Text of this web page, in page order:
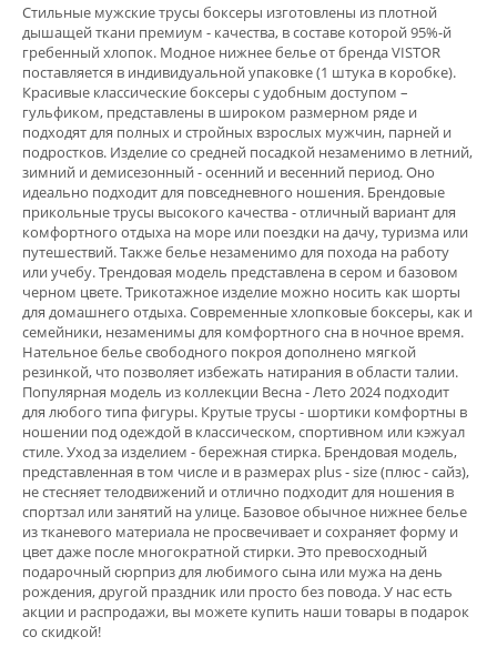
Стильные мужские трусы боксеры изготовлены из плотной
дышащей ткани премиум - качества, в составе которой 95%-й
гребенный хлопок. Модное нижнее белье от бренда VISTOR
поставляется в индивидуальной упаковке (1 штука в коробке).
Красивые классические боксеры с удобным доступом –
гульфиком, представлены в широком размерном ряде и
подходят для полных и стройных взрослых мужчин, парней и
подростков. Изделие со средней посадкой незаменимо в летний,
зимний и демисезонный - осенний и весенний период. Оно
идеально подходит для повседневного ношения. Брендовые
прикольные трусы высокого качества - отличный вариант для
комфортного отдыха на море или поездки на дачу, туризма или
путешествий. Также белье незаменимо для похода на работу
или учебу. Трендовая модель представлена в сером и базовом
черном цвете. Трикотажное изделие можно носить как шорты
для домашнего отдыха. Современные хлопковые боксеры, как и
семейники, незаменимы для комфортного сна в ночное время.
Нательное белье свободного покроя дополнено мягкой
резинкой, что позволяет избежать натирания в области талии.
Популярная модель из коллекции Весна - Лето 2024 подходит
для любого типа фигуры. Крутые трусы - шортики комфортны в
ношении под одеждой в классическом, спортивном или кэжуал
стиле. Уход за изделием - бережная стирка. Брендовая модель,
представленная в том числе и в размерах plus - size (плюс - сайз),
не стесняет телодвижений и отлично подходит для ношения в
спортзал или занятий на улице. Базовое обычное нижнее белье
из тканевого материала не просвечивает и сохраняет форму и
цвет даже после многократной стирки. Это превосходный
подарочный сюрприз для любимого сына или мужа на день
рождения, другой праздник или просто без повода. У нас есть
акции и распродажи, вы можете купить наши товары в подарок
со скидкой!